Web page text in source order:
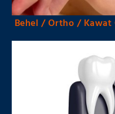
Behel / Ortho / Kawat